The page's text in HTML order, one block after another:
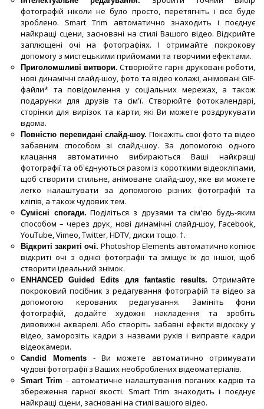
фотографій ніколи не було просто, перетягніть і все буде
зроблено. Smart Trim автоматично знаходить і поєднує
найкращі сцени, засновані на стилі Вашого відео. Відкрийте
заплющені очі на фотографіях. І отримайте покрокову
допомогу з мистецькими прийомами та творчими ефектами.
Приголомшливі витвори. Створюйте гарні друковані роботи,
нові динамічні слайд-шоу, фото та відео колажі, анімовані GIF-
файли* та повідомлення у соціальних мережах, а також
подарунки для друзів та сім'ї. Створюйте фотокалендарі,
сторінки для вирізок та карти, які Ви можете роздрукувати
вдома.
Повністю перевидані слайд-шоу. Покажіть свої фото та відео
забавним способом зі слайд-шоу. За допомогою одного
клацання автоматично вибираються Ваші найкращі
фотографії та об'єднуються разом із короткими відеокліпами,
щоб створити стильне, анімоване слайд-шоу, яке ви можете
легко налаштувати за допомогою різних фотографій та
кліпів, а також чудових тем.
Сумісні спогади. Поділіться з друзями та сім'єю будь-яким
способом – через друк, нові динамічні слайд-шоу, Facebook,
YouTube, Vimeo, Twitter, HDTV, диски тощо. †.
Відкриті закриті очі. Photoshop Elements автоматично копіює
відкриті очі з однієї фотографії та зміщує їх до іншої, щоб
створити ідеальний знімок.
ENHANCED Guided Edits для fantastic results. Отримайте
покроковий посібник з редагування фотографій та відео за
допомогою керованих редагування. Замініть фони
фотографій, додайте художні накладення та зробіть
дивовижні акварелі. Або створіть забавні ефекти відскоку у
відео, заморозіть кадри з назвами рухів і виправте кадри
відеокамери.
Candid Moments
- Ви можете автоматично отримувати
чудові фотографії з Ваших необроблених відеоматеріалів.
Smart Trim - автоматичне налаштування поганих кадрів та
збереження гарної якості. Smart Trim знаходить і поєднує
найкращі сцени, засновані на стилі вашого відео.